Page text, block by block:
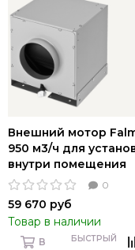
Внешний мотор
950 м3/ч для
внутри помещения
0
59 670 руб
Товар в наличии
В
БЫСТРЫЙ